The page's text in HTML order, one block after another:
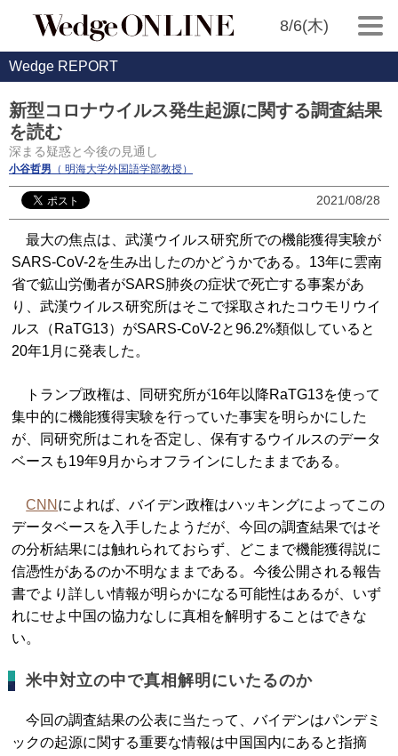
8/6(木)
Wedge REPORT
新型コロナウイルス発生起源に関する調査結果
を読む
深まる疑惑と今後の見通し
小谷哲男 （ 明海大学外国語学部教授）
2021/08/28
最大の焦点は、武漢ウイルス研究所での機能獲得実験が
SARS-CoV-2を生み出したのかどうかである。13年に雲南
省で鉱山労働者がSARS肺炎の症状で死亡する事案があ
り、武漢ウイルス研究所はそこで採取されたコウモリウイ
ルス（RaTG13）がSARS-CoV-2と96.2%類似していると
20年1月に発表した。
トランプ政権は、同研究所が16年以降RaTG13を使って
集中的に機能獲得実験を行っていた事実を明らかにした
が、同研究所はこれを否定し、保有するウイルスのデータ
ベースも19年9月からオフラインにしたままである。
CNN によれば、バイデン政権はハッキングによってこの
データベースを入手したようだが、今回の調査結果ではそ
の分析結果には触れられておらず、どこまで機能獲得説に
信憑性があるのか不明なままである。今後公開される報告
書でより詳しい情報が明らかになる可能性はあるが、いず
れにせよ中国の協力なしに真相を解明することはできな
い。
米中対立の中で真相解明にいたるのか
今回の調査結果の公表に当たって、バイデンはパンデミ
ックの起源に関する重要な情報は中国国内にあると指摘